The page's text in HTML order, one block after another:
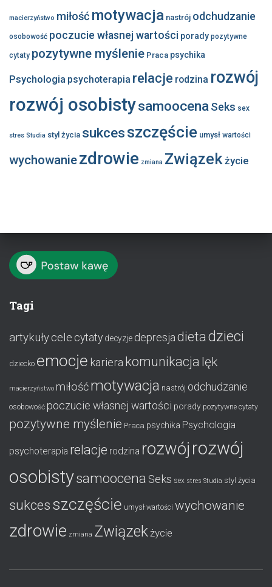
macierzyństwo miłość motywacja nastrój odchudzanie
osobowość poczucie własnej wartości porady pozytywne
cytaty pozytywne myślenie Praca psychika
Psychologia psychoterapia relacje rodzina rozwój
rozwój osobistysamoocenaSeks sex
stres Studia styl życia sukcesszczęście umysł wartości
wychowaniezdrowie zmiana Związekżycie
Tagi
artykułycele cytaty decyzje depresja dietadzieci
dziecko emocje kariera komunikacja lęk
macierzyństwo miłośćmotywacja nastrój odchudzanie
osobowość poczucie własnej wartości porady pozytywne cytaty
pozytywne myślenie Praca psychika Psychologia
psychoterapia relacje rodzina rozwój rozwój
osobistysamoocena Seks sex stres Studia styl życia
sukcesszczęście umysł wartości wychowanie
zdrowie zmiana Związekżycie